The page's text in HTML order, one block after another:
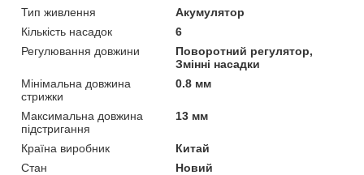
Тип живлення
Акумулятор
Кількість насадок
6
Регулювання довжини
Поворотний регулятор,
Змінні насадки
Мінімальна довжина
стрижки
0.8 мм
Максимальна довжина
підстригання
13 мм
Країна виробник
Китай
Стан
Новий